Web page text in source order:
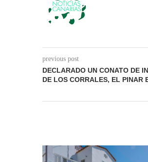
previous post
DECLARADO UN CONATO DE
DE LOS CORRALES, EL PINAR